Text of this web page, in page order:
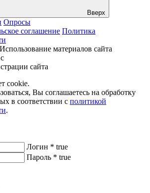
Вверх
Опросы
соглашение Политика
Использование материалов сайта
сайта
cookie.
Вы соглашаетесь на обработку
в соответствии с политикой
.
Логин * true
Пароль * true